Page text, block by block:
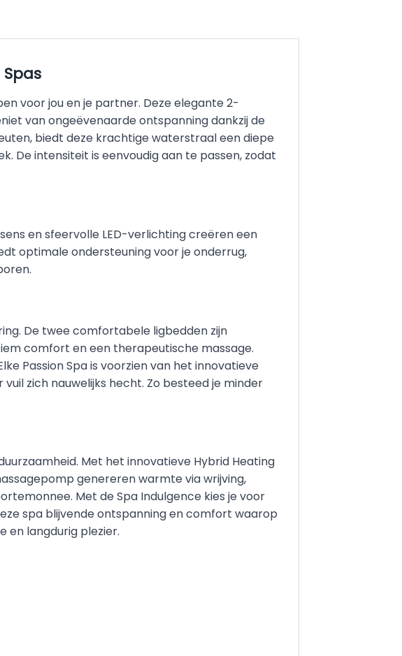
voor jou en je partner. Deze elegante 2-
van ongeëvenaarde ontspanning dankzij de
biedt deze krachtige waterstraal een diepe
De intensiteit is eenvoudig aan te passen, zodat
en sfeervolle LED-verlichting creëren een
optimale ondersteuning voor je onderrug,
De twee comfortabele ligbedden zijn
comfort en een therapeutische massage.
Passion Spa is voorzien van het innovatieve
zich nauwelijks hecht. Zo besteed je minder
Met het innovatieve Hybrid Heating
genereren warmte via wrijving,
Met de Spa Indulgence kies je voor
spa blijvende ontspanning en comfort waarop
en langdurig plezier.